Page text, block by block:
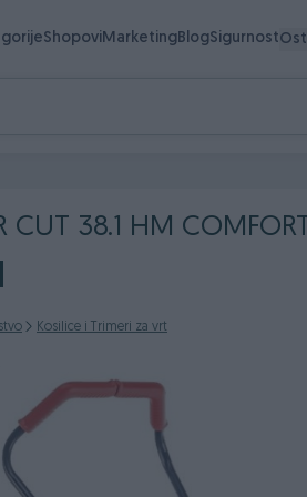
ShopoviMarketingBlogSigurnost
CUT 38.1 HM
Kosilice i Trimeri za vrt